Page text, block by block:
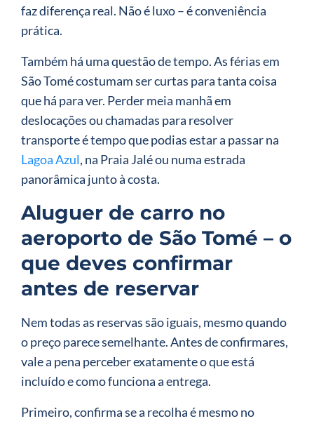
faz diferença real. Não é luxo – é conveniência
prática.
Também há uma questão de tempo. As férias em
São Tomé costumam ser curtas para tanta coisa
que há para ver. Perder meia manhã em
deslocações ou chamadas para resolver
transporte é tempo que podias estar a passar na
Lagoa Azul, na Praia Jalé ou numa estrada
panorâmica junto à costa.
Aluguer de carro no
aeroporto de São Tomé – o
que deves confirmar
antes de reservar
Nem todas as reservas são iguais, mesmo quando
o preço parece semelhante. Antes de confirmares,
vale a pena perceber exatamente o que está
incluído e como funciona a entrega.
Primeiro, confirma se a recolha é mesmo no